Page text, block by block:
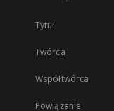
Tytuł
Twórca
Współtwórca
Powiązanie